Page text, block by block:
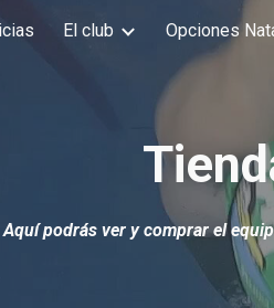
Skip to main content
El club Opciones
Aquí podrás ver y comprar el